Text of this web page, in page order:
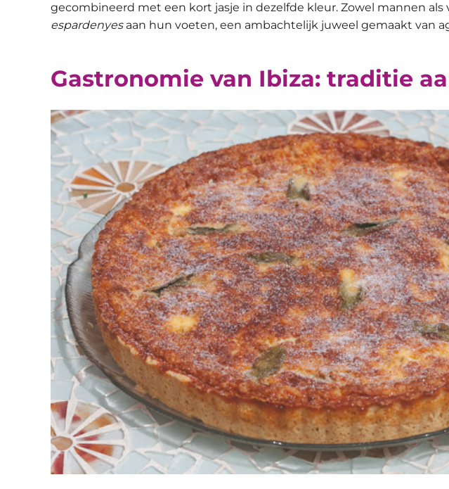
gecombineerd met een kort jasje in dezelfde kleur. Zowel mannen als
espardenyesaan hun voeten, een ambachtelijk juweel gemaakt van
Gastronomie van Ibiza: traditie